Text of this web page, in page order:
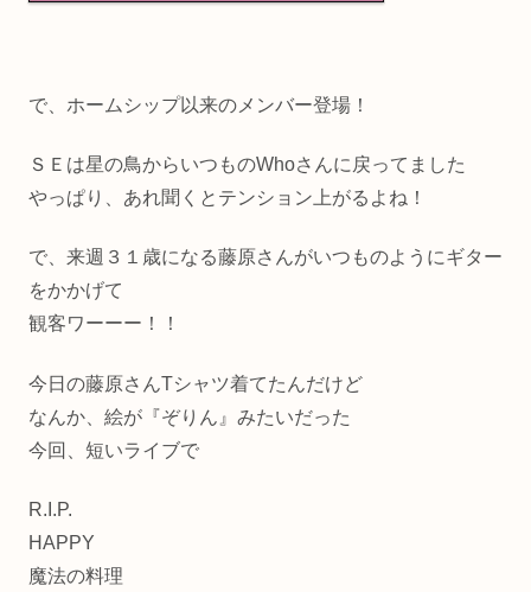
で、ホームシップ以来のメンバー登場！
ＳＥは星の鳥からいつものWhoさんに戻ってました
やっぱり、あれ聞くとテンション上がるよね！
で、来週３１歳になる藤原さんがいつものようにギター
をかかげて
観客ワーーー！！
今日の藤原さんTシャツ着てたんだけど
なんか、絵が『ぞりん』みたいだった
今回、短いライブで
R.I.P.
HAPPY
魔法の料理